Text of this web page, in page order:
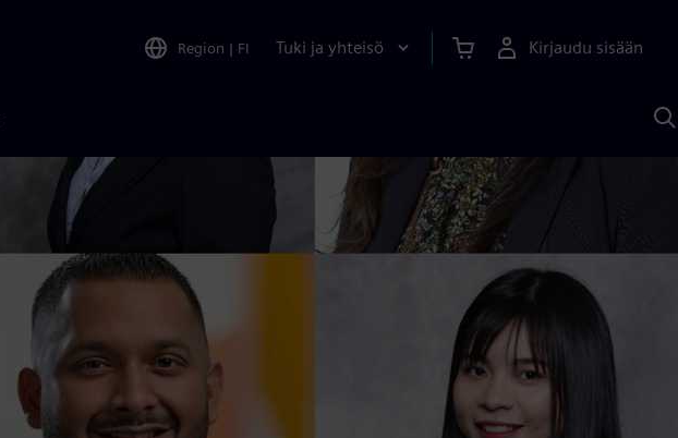
Region | FI Tuki ja yhteisö Kirjaudu sisään